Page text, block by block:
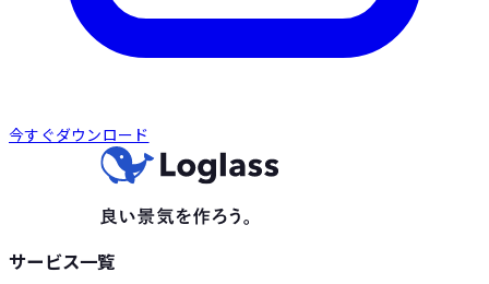
今すぐダウンロード
サービス一覧